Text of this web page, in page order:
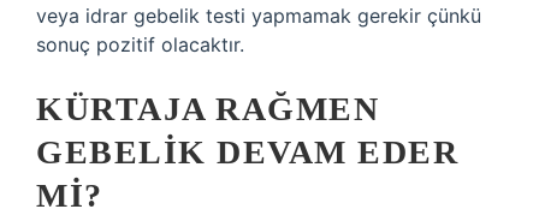
veya idrar gebelik testi yapmamak gerekir çünkü
sonuç pozitif olacaktır.
KÜRTAJA RAĞMEN
GEBELIK DEVAM EDER
MI?